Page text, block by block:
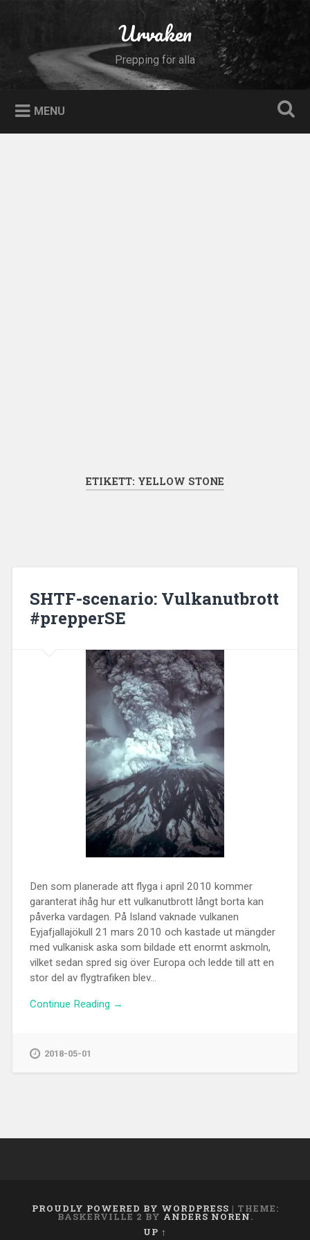
Urvaken
Prepping för alla
MENU
ETIKETT: YELLOW STONE
SHTF-scenario: Vulkanutbrott
#prepperSE
Den som planerade att flyga i april 2010 kommer
garanterat ihåg hur ett vulkanutbrott långt borta kan
påverka vardagen. På Island vaknade vulkanen
Eyjafjallajökull 21 mars 2010 och kastade ut mängder
med vulkanisk aska som bildade ett enormt askmoln,
vilket sedan spred sig över Europa och ledde till att en
stor del av flygtrafiken blev...
Continue Reading →
2018-05-01
PROUDLY POWERED BY WORDPRESS | THEME:
BASKERVILLE 2 BY ANDERS NOREN.
UP ↑